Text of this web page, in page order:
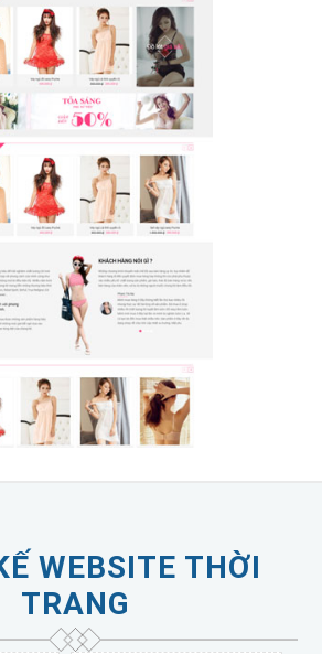
WEBSITE THỜI
TRANG